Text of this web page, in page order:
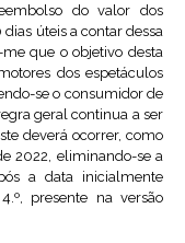
do valor dos
úteis a contar dessa
que o objetivo desta
dos espetáculos
se o consumidor de
geral continua a ser
deverá ocorrer, como
2022, eliminando-se a
a data inicialmente
presente na versão